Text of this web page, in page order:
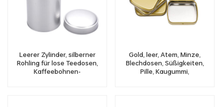
Leerer Zylinder, silberner
Rohling für lose Teedosen,
Kaffeebohnen-
Gold, leer, Atem, Minze,
Blechdosen, Süßigkeiten,
Pille, Kaugummi,